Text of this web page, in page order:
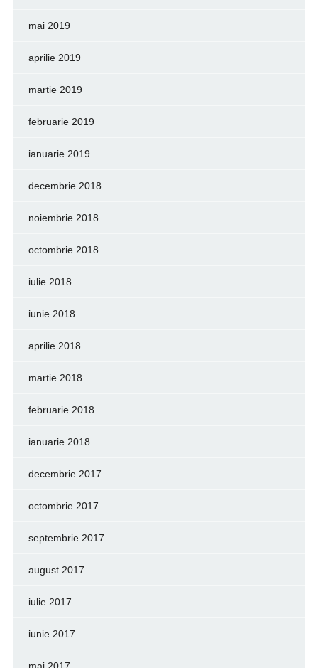
mai 2019
aprilie 2019
martie 2019
februarie 2019
ianuarie 2019
decembrie 2018
noiembrie 2018
octombrie 2018
iulie 2018
iunie 2018
aprilie 2018
martie 2018
februarie 2018
ianuarie 2018
decembrie 2017
octombrie 2017
septembrie 2017
august 2017
iulie 2017
iunie 2017
mai 2017